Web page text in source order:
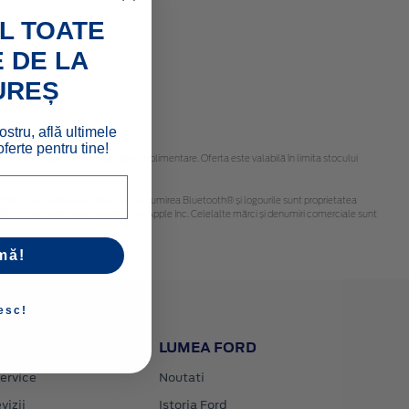
că pot fi necesare piese suplimentare. Oferta este valabilă în limita stocului
de la dealerul dvs. Ford. Denumirea Bluetooth® și logourile sunt proprietatea
și logourile sunt proprietatea Apple Inc. Celelalte mărci și denumiri comerciale sunt
LUMEA FORD
Noutati
Istoria Ford
TOATE
DE LA
află ultimele
pentru tine!